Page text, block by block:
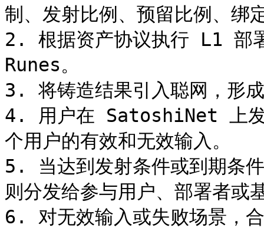
制、发射比例、预留比例、绑
2. 根据资产协议执行 L1 部署
Runes。
3. 将铸造结果引入聪网，形
4. 用户在 SatoshiNet 上
个用户的有效和无效输入。
5. 当达到发射条件或到期条
则分发给参与用户、部署者或
6. 对无效输入或失败场景，